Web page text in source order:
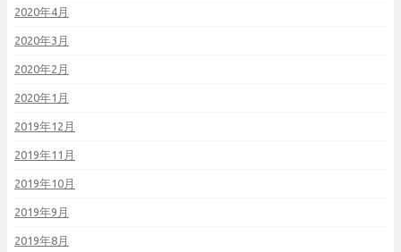
2020年4月
2020年3月
2020年2月
2020年1月
2019年12月
2019年11月
2019年10月
2019年9月
2019年8月